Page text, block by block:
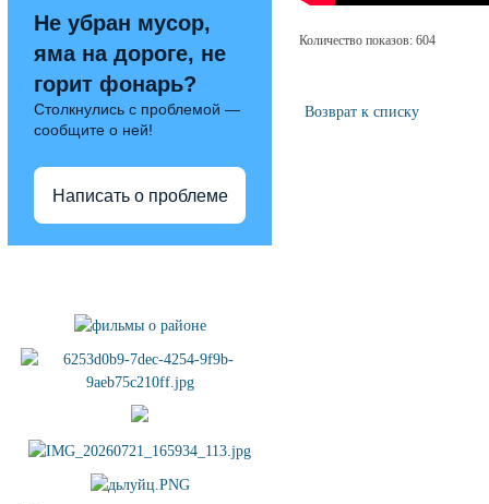
Не убран мусор,
яма на дороге, не
горит фонарь?
Столкнулись с проблемой —
сообщите о ней!
Написать о проблеме
Количество показов: 604
Возврат к списку